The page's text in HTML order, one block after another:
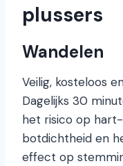
plussers
Wandelen
Veilig, kosteloos
Dagelijks 30
het risico op
botdichtheid en
effect op